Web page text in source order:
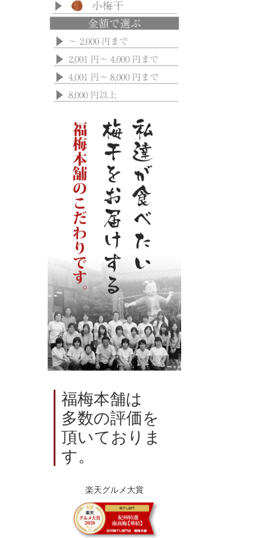
福梅本舗は
多数の評価を
頂いておりま
す。
楽天グルメ大賞